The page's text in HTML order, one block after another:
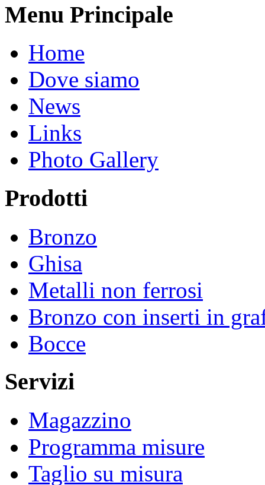
Menu Principale
Home
Dove siamo
News
Links
Photo Gallery
Prodotti
Bronzo
Ghisa
Metalli non ferrosi
Bronzo con inserti in
Bocce
Servizi
Magazzino
Programma misure
Taglio su misura